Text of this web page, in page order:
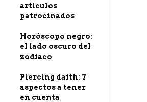
artículos
patrocinados
Horóscopo negro:
el lado oscuro del
zodiaco
Piercing daith: 7
aspectos a tener
en cuenta